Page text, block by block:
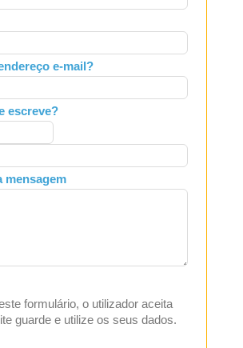
e-mail?
escreve?
mensagem
formulário, o utilizador aceita
guarde e utilize os seus dados.